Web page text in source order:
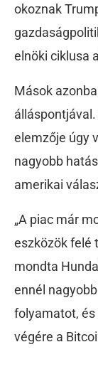
okoznak
elnöki ciklusa
Mások
elemzője úgy
nagyobb
amerikai
„A piac már
eszközök felé
mondta
ennél
folyamatot, és
végére a